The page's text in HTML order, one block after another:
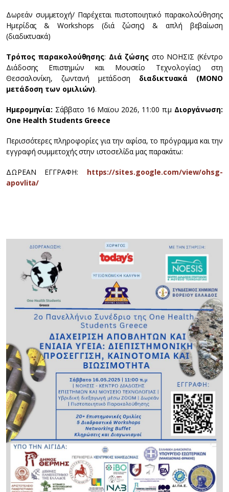
Δωρεάν συμμετοχή/ Παρέχεται πιστοποιητικό παρακολούθησης
Ημερίδας & Workshops (διά ζώσης) & απλή βεβαίωση
(διαδικτυακά)
Τρόπος παρακολούθησης: Διά ζώσηςστο ΝΟΗΣΙΣ (Κέντρο
Διάδοσης Επιστημών και Μουσείο Τεχνολογίας) στη
Θεσσαλονίκη, ζωντανή μετάδοση διαδικτυακά (ΜΟΝΟ
μετάδοση των ομιλιών).
Ημερομηνία: Σάββατο 16 Μαϊου 2026, 11:00 π.μ Διοργάνωση:
One Health Students Greece
Περισσότερες πληροφορίες για την αφίσα, το πρόγραμμα και την
εγγραφή συμμετοχής στην ιστοσελίδα μας παρακάτω:
ΔΩΡΕΑΝ ΕΓΓΡΑΦΗ: https://sites.google.com/view/ohsg-
apovlita/